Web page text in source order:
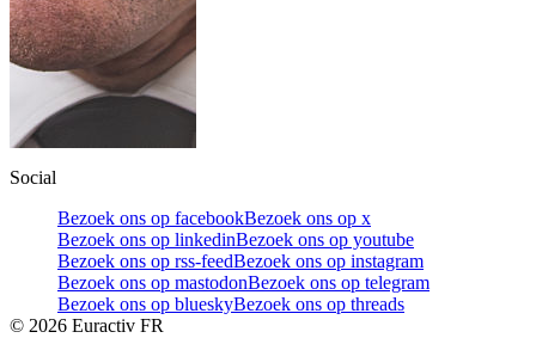
Social
Bezoek ons op facebookBezoek ons op x
Bezoek ons op linkedinBezoek ons op youtube
Bezoek ons op rss-feedBezoek ons op instagram
Bezoek ons op mastodonBezoek ons op telegram
Bezoek ons op blueskyBezoek ons op threads
© 2026 Euractiv FR